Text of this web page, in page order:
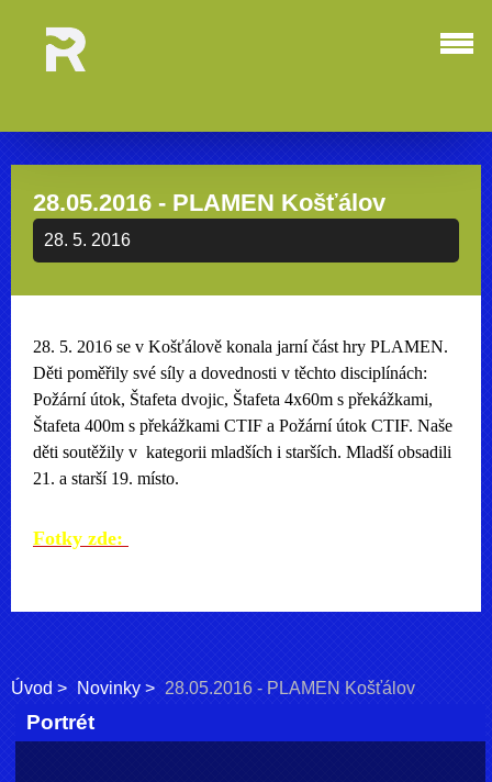
28.05.2016 - PLAMEN Košťálov
28. 5. 2016
28. 5. 2016 se v Košťálově konala jarní část hry PLAMEN.
Děti poměřily své síly a dovednosti v těchto disciplínách:
Požární útok, Štafeta dvojic, Štafeta 4x60m s překážkami,
Štafeta 400m s překážkami CTIF a Požární útok CTIF. Naše
děti soutěžily v kategorii mladších i starších. Mladší obsadili
21. a starší 19. místo.
Fotky zde:
Úvod Novinky 28.05.2016 - PLAMEN Košťálov
Portrét